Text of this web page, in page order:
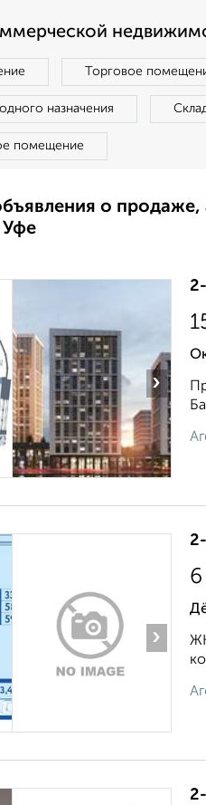
Торговое
назначения
помещение
о
Уфе
›
›